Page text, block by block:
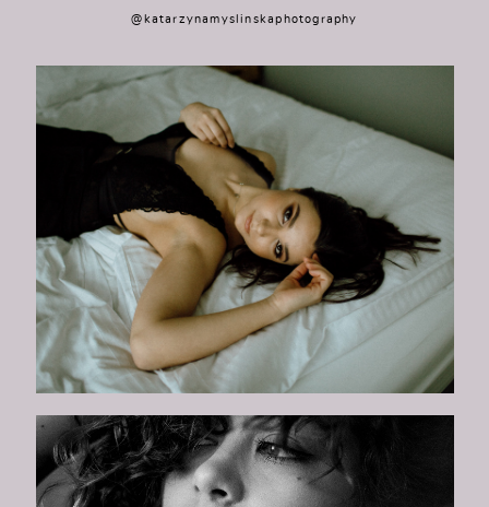
@katarzynamyslinskaphotography